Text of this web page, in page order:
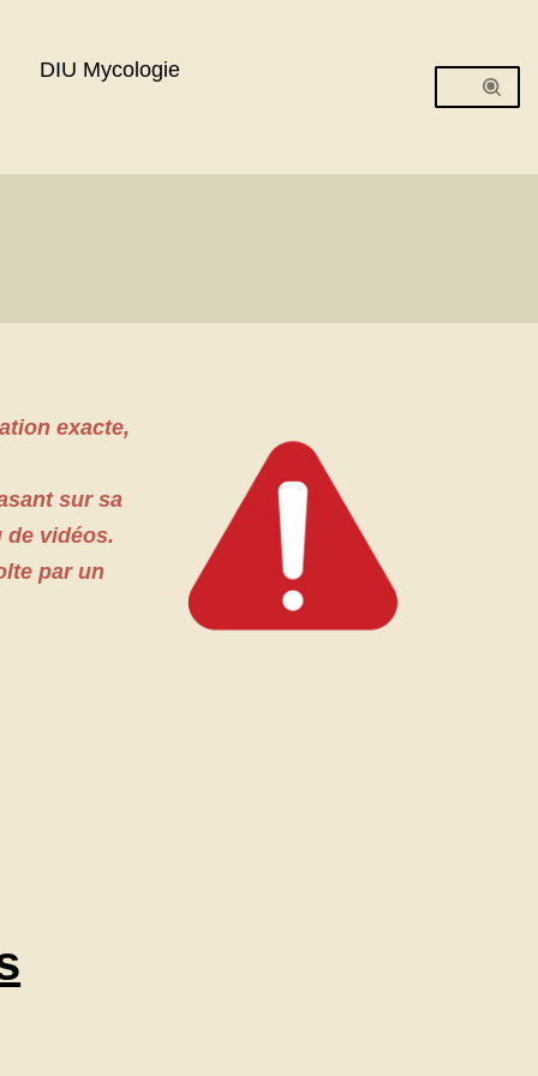
DIU Mycologie
exacte,
sur sa
de vidéos.
par un